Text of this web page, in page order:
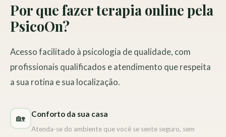
Por que fazer terapia online pela
PsicoOn?
Acesso facilitado à psicologia de qualidade, com
profissionais qualificados e atendimento que respeita
a sua rotina e sua localização.
🏡 Conforto da sua casa
Atenda-se do ambiente que você se sente seguro, sem